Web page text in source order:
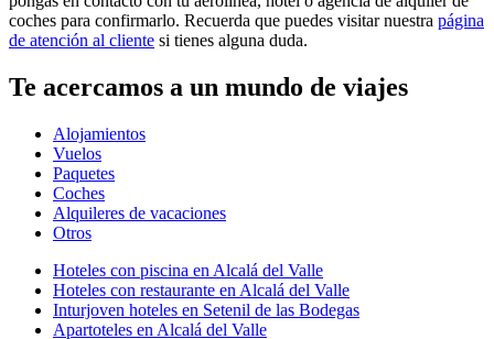
es poder decidirlo todo: qué hoteles, qué actividad... Y, por supuesto,
¡cómo prefieres viajar! Expedia ofrece más de 500 compañías aéreas
en todo el mundo. ¡Echa un vistazo a las que vuelan a Setenil de las
Bodegas!
Si al final no puedo viajar, ¿podré cancelar la reserva del paquete
¡Claro! La vida está cargada de sorpresas ¡y lo sabemos! Si ya has
reservado un paquete para Setenil de las Bodegas y tienes que
cancelarlo o modificarlo, te ayudamos. Generalmente, se suele
aceptar que se hagan cambios gratis, siempre y cuando lo hagas
durante las 24 horas siguientes. Con todo, te recomendamos que te
pongas en contacto con tu aerolínea, hotel o agencia de alquiler de
de atención al clientesi tienes alguna duda.
Te acercamos a un mundo de viajes